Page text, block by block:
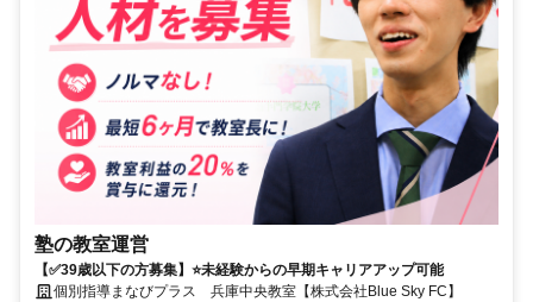
塾の教室運営
【✅39歳以下の方募集】⭐未経験からの早期キャリアアップ可能
個別指導まなびプラス 兵庫中央教室【株式会社Blue Sky FC】